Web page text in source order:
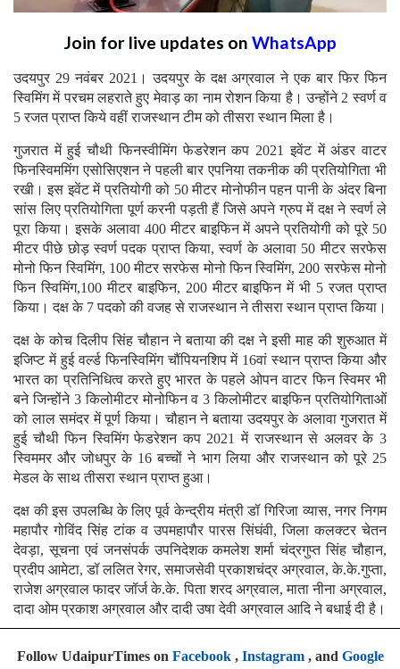
Join for live updates on WhatsApp
उदयपुर 29 नवंबर 2021। उदयपुर के दक्ष अग्रवाल ने एक बार फिर फिन
स्विमिंग में परचम लहराते हुए मेवाड़ का नाम रोशन किया है। उन्होंने 2 स्वर्ण व
5 रजत प्राप्त किये वहीं राजस्थान टीम को तीसरा स्थान मिला है।
गुजरात में हुई चौथी फिनस्वीमिंग फेडरेशन कप 2021 इवेंट में अंडर वाटर
फिनस्विममिंग एसोसिएशन ने पहली बार एपनिया तकनीक की प्रतियोगिता भी
रखी। इस इवेंट में प्रतियोगी को 50 मीटर मोनोफीन पहन पानी के अंदर बिना
सांस लिए प्रतियोगिता पूर्ण करनी पड़ती हैं जिसे अपने ग्रुप में दक्ष ने स्वर्ण ले
पूरा किया। इसके अलावा 400 मीटर बाइफिन में अपने प्रतियोगी को पूरे 50
मीटर पीछे छोड़ स्वर्ण पदक प्राप्त किया, स्वर्ण के अलावा 50 मीटर सरफेस
मोनो फिन स्विमिंग, 100 मीटर सरफेस मोनो फिन स्विमिंग, 200 सरफेस मोनो
फिन स्विमिंग,100 मीटर बाइफिन, 200 मीटर बाइफिन में भी 5 रजत प्राप्त
किया। दक्ष के 7 पदको की वजह से राजस्थान ने तीसरा स्थान प्राप्त किया।
दक्ष के कोच दिलीप सिंह चौहान ने बताया की दक्ष ने इसी माह की शुरुआत में
इजिप्ट में हुई वर्ल्ड फिनस्विमिंग चौंपियनशिप में 16वां स्थान प्राप्त किया और
भारत का प्रतिनिधित्व करते हुए भारत के पहले ओपन वाटर फिन स्विमर भी
बने जिन्होंने 3 किलोमीटर मोनोफिन व 3 किलोमीटर बाइफिन प्रतियोगिताओं
को लाल समंदर में पूर्ण किया। चौहान ने बताया उदयपुर के अलावा गुजरात में
हुई चौथी फिन स्विमिंग फेडरेशन कप 2021 में राजस्थान से अलवर के 3
स्विममर और जोधपुर के 16 बच्चों ने भाग लिया और राजस्थान को पूरे 25
मेडल के साथ तीसरा स्थान प्राप्त हुआ।
दक्ष की इस उपलब्धि के लिए पूर्व केन्द्रीय मंत्री डॉ गिरिजा व्यास, नगर निगम
महापौर गोविंद सिंह टांक व उपमहापौर पारस सिंघंवी, जिला कलक्टर चेतन
देवड़ा, सूचना एवं जनसंपर्क उपनिदेशक कमलेश शर्मा चंद्रगुप्त सिंह चौहान,
प्रदीप आमेटा, डॉ ललित रेगर, समाजसेवी प्रकाशचंद्र अग्रवाल, के.के.गुप्ता,
राजेश अग्रवाल फादर जॉर्ज के.के. पिता शरद अग्रवाल, माता नीना अग्रवाल,
दादा ओम प्रकाश अग्रवाल और दादी उषा देवी अग्रवाल आदि ने बधाई दी है।
Follow UdaipurTimes on Facebook, Instagram, and Google